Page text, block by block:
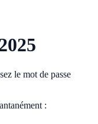
le mot de passe
: